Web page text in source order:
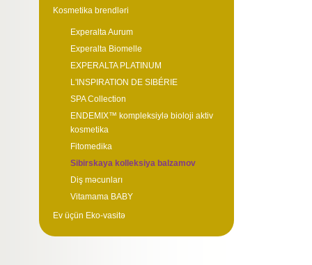
Kosmetika brendləri
Experalta Aurum
Experalta Biomelle
EXPERALTA PLATINUM
L'INSPIRATION DE SIBÉRIE
SPA Collection
ENDEMIX™ kompleksiylə bioloji aktiv
kosmetika
Fitomedika
Sibirskaya kolleksiya balzamov
Diş məcunları
Vitamama BABY
Ev üçün Eko-vasitə